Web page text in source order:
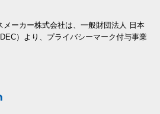
メーカー株式会社は、一般財団法人 日本
）より、プライバシーマーク付与事業